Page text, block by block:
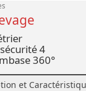
4
360°
et